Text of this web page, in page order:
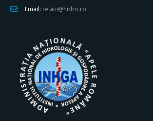
Email: relatii@hidro.ro